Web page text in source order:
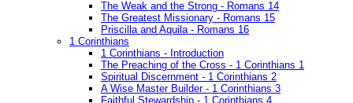
The Weak and the Strong - Romans 14
The Greatest Missionary - Romans 15
Priscilla and Aquila - Romans 16
1 Corinthians
1 Corinthians - Introduction
The Preaching of the Cross - 1 Corinthians 1
Spiritual Discernment - 1 Corinthians 2
A Wise Master Builder - 1 Corinthians 3
Faithful Stewardship - 1 Corinthians 4